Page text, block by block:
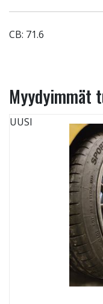
CB: 71.6
Myydyimmät
UUSI